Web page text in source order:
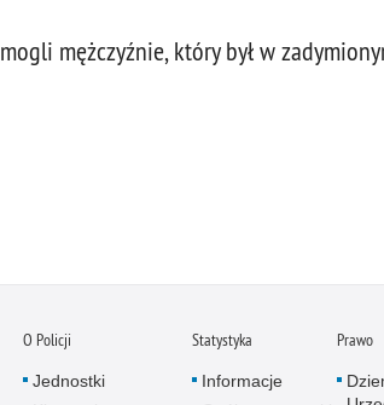
mężczyźnie, który był w
O Policji
Jednostki
Statystyka
Informacje
Prawo